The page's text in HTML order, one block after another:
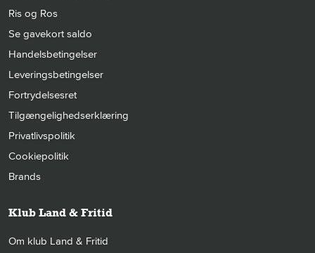
Ris og Ros
Se gavekort saldo
Handelsbetingelser
Leveringsbetingelser
Fortrydelsesret
Tilgængelighedserklæring
Privatlivspolitik
Cookiepolitik
Brands
Klub Land & Fritid
Om klub Land & Fritid